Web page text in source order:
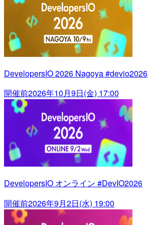
DevelopersIO 2026 Nagoya #devio2026
開催前2026年10月9日(金) 17:00
DevelopersIO オンライン #DevIO2026
開催前2026年9月2日(水) 19:00